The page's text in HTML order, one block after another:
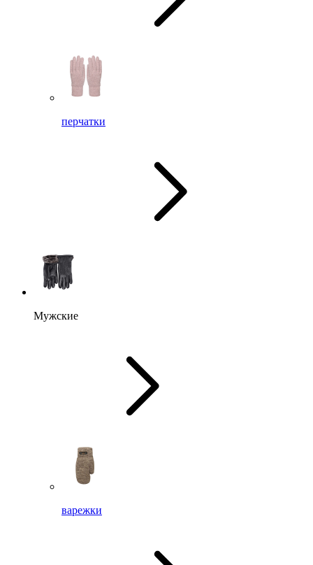
перчатки
Мужские
варежки